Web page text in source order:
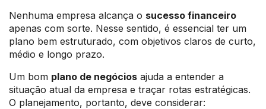
Nenhuma empresa alcança o sucesso financeiro
apenas com sorte. Nesse sentido, é essencial ter um
plano bem estruturado, com objetivos claros de curto,
médio e longo prazo.
Um bom plano de negócios ajuda a entender a
situação atual da empresa e traçar rotas estratégicas.
O planejamento, portanto, deve considerar: